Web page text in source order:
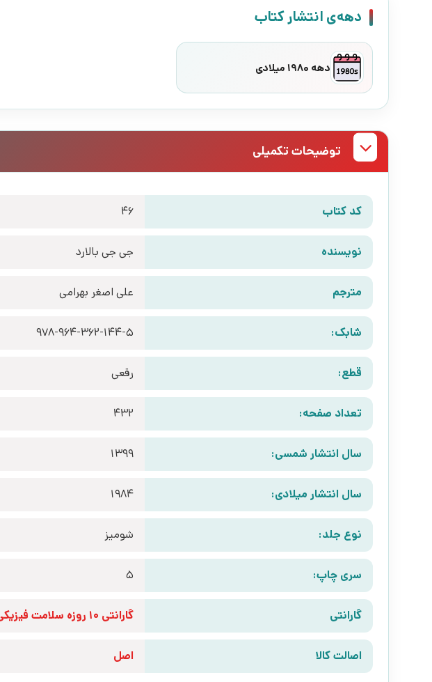
دهه‌ی انتشار کتاب
دهه 1980 میلادی
توضیحات تکمیلی
کد کتاب 46
نویسنده جی جی بالارد
مترجم علی اصغر بهرامی
شابک: 978-964-362-144-5
قطع: رقعی
تعداد صفحه: 432
سال انتشار شمسی: 1399
سال انتشار میلادی: 1984
نوع جلد: شومیز
سری چاپ: 5
گارانتی گارانتی 10 روزه سلامت فیزیکی کتاب
اصالت کالا اصل